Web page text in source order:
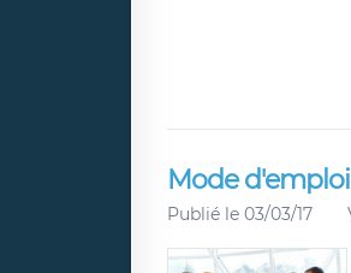
Mode
Publié le 03/03/17